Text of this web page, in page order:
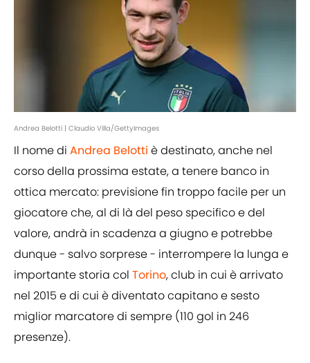
Andrea Belotti | Claudio Villa/GettyImages
Il nome di Andrea Belotti è destinato, anche nel
corso della prossima estate, a tenere banco in
ottica mercato: previsione fin troppo facile per un
giocatore che, al di là del peso specifico e del
valore, andrà in scadenza a giugno e potrebbe
dunque - salvo sorprese - interrompere la lunga e
importante storia col Torino, club in cui è arrivato
nel 2015 e di cui è diventato capitano e sesto
miglior marcatore di sempre (110 gol in 246
presenze).